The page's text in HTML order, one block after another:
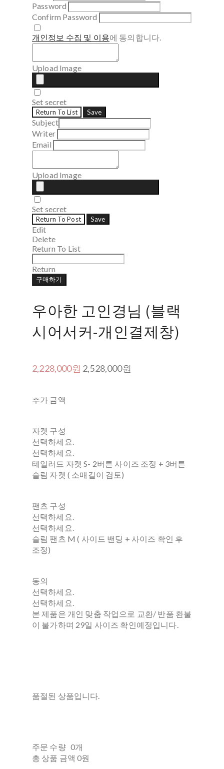
Password
Confirm Password
개인정보 수집 및 이용에 동의합니다.
Upload Image
Set secret
Return To List Save
Subject
Writer
Email
Upload Image
Set secret
Return To Post Save
Edit
Delete
Return To List
Return
구매하기
우아한 고인경님 (블랙
시어서커-개인결제창)
2,228,000원 2,528,000원
추가 금액
자켓 구성
선택하세요.
선택하세요.
테일러드 자켓 S- 2버튼 사이즈 조정 + 3버튼
슬림 자켓 ( 소매길이 검토)
팬츠 구성
선택하세요.
선택하세요.
슬림 팬츠 M ( 사이드 밴딩 + 사이즈 확인 후
조정)
동의
선택하세요.
선택하세요.
본 제품은 개인 맞춤 작업으로 교환/ 반품 환불
이 불가하며 29일 사이즈 확인예정입니다.
품절된 상품입니다.
주문 수량 0개
총 상품 금액 0원